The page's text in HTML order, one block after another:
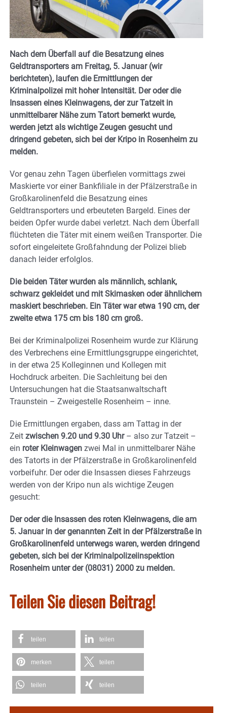
Nach dem Überfall auf die Besatzung eines
Geldtransporters am Freitag, 5. Januar (wir
berichteten), laufen die Ermittlungen der
Kriminalpolizei mit hoher Intensität. Der oder die
Insassen eines Kleinwagens, der zur Tatzeit in
unmittelbarer Nähe zum Tatort bemerkt wurde,
werden jetzt als wichtige Zeugen gesucht und
dringend gebeten, sich bei der Kripo in Rosenheim zu
melden.
Vor genau zehn Tagen überfielen vormittags zwei
Maskierte vor einer Bankfiliale in der Pfälzerstraße in
Großkarolinenfeld die Besatzung eines
Geldtransporters und erbeuteten Bargeld. Eines der
beiden Opfer wurde dabei verletzt. Nach dem Überfall
flüchteten die Täter mit einem weißen Transporter. Die
sofort eingeleitete Großfahndung der Polizei blieb
danach leider erfolglos.
Die beiden Täter wurden als männlich, schlank,
schwarz gekleidet und mit Skimasken oder ähnlichem
maskiert beschrieben. Ein Täter war etwa 190 cm, der
zweite etwa 175 cm bis 180 cm groß.
Bei der Kriminalpolizei Rosenheim wurde zur Klärung
des Verbrechens eine Ermittlungsgruppe eingerichtet,
in der etwa 25 Kolleginnen und Kollegen mit
Hochdruck arbeiten. Die Sachleitung bei den
Untersuchungen hat die Staatsanwaltschaft
Traunstein – Zweigestelle Rosenheim – inne.
Die Ermittlungen ergaben, dass am Tattag in der
Zeit zwischen 9.20 und 9.30 Uhr – also zur Tatzeit –
ein roter Kleinwagen zwei Mal in unmittelbarer Nähe
des Tatorts in der Pfälzerstraße in Großkarolinenfeld
vorbeifuhr. Der oder die Insassen dieses Fahrzeugs
werden von der Kripo nun als wichtige Zeugen
gesucht:
Der oder die Insassen des roten Kleinwagens, die am
5. Januar in der genannten Zeit in der Pfälzerstraße in
Großkarolinenfeld unterwegs waren, werden dringend
gebeten, sich bei der Kriminalpolizeiinspektion
Rosenheim unter der (08031) 2000 zu melden.
Teilen Sie diesen Beitrag!
teilen teilen
merken teilen
teilen teilen